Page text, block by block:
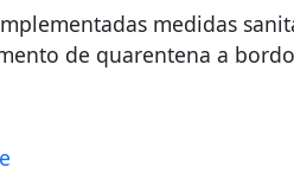
medidas
de quarentena a